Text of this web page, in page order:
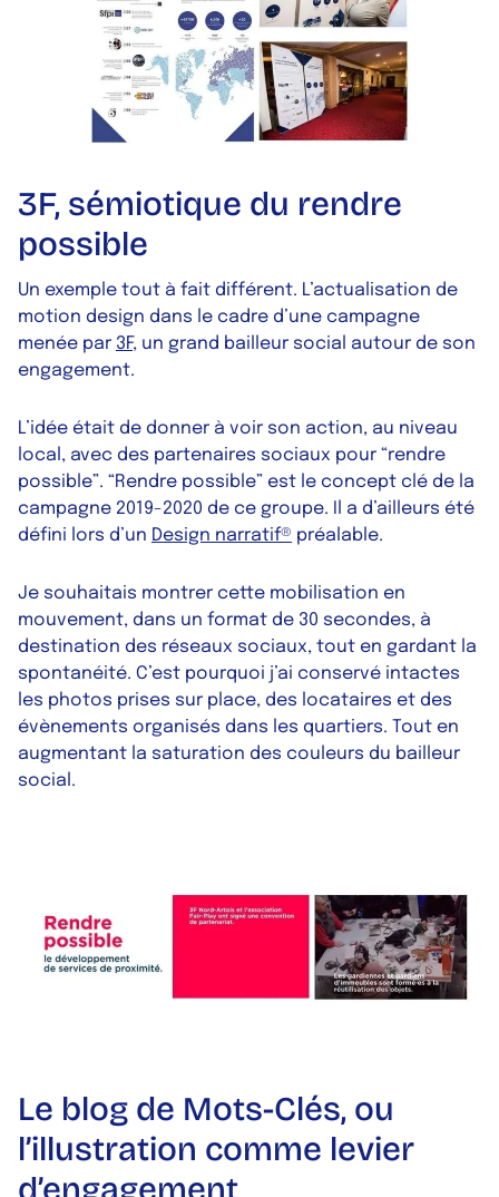
3F, sémiotique du rendre
possible
Un exemple tout à fait différent. L’actualisation de
motion design dans le cadre d’une campagne
menée par 3F, un grand bailleur social autour de son
engagement.
L’idée était de donner à voir son action, au niveau
local, avec des partenaires sociaux pour “rendre
possible”. “Rendre possible” est le concept clé de la
campagne 2019-2020 de ce groupe. Il a d’ailleurs été
défini lors d’un Design narratif® préalable.
Je souhaitais montrer cette mobilisation en
mouvement, dans un format de 30 secondes, à
destination des réseaux sociaux, tout en gardant la
spontanéité. C’est pourquoi j’ai conservé intactes
les photos prises sur place, des locataires et des
évènements organisés dans les quartiers. Tout en
augmentant la saturation des couleurs du bailleur
social.
Le blog de Mots-Clés, ou
l’illustration comme levier